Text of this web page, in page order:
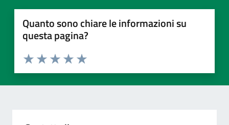
Quanto sono chiare le informazioni su
questa pagina?
Valuta 5 stelle su 5
Valuta 4 stelle su 5
Valuta 3 stelle su 5
Valuta 2 stelle su 5
Valuta 1 stelle su 5